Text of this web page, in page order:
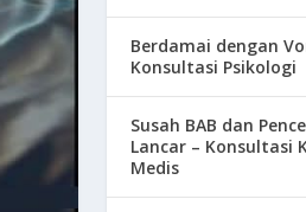
Berdamai dengan
Konsultasi Psikologi
Susah BAB dan
Lancar – Konsultasi
Medis